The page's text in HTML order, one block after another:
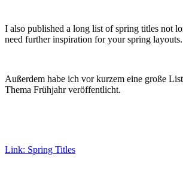
I also published a long list of spring titles not
need further inspiration for your spring layouts.
Außerdem habe ich vor kurzem eine große
Thema Frühjahr veröffentlicht.
Link: Spring Titles